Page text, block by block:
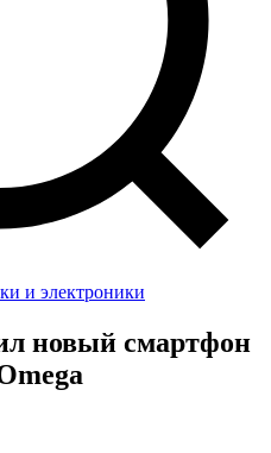
и электроники
новый смартфон